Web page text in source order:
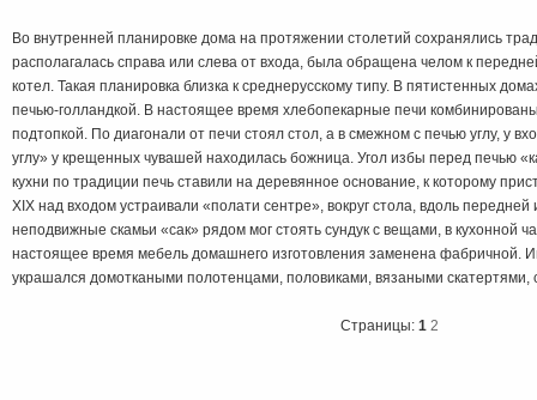
Во внутренней планировке дома на протяжении столетий сохранялись
располагалась справа или слева от входа, была обращена челом к
котел. Такая планировка близка к среднерусскому типу. В пятистенных
печью-голландкой. В настоящее время хлебопекарные печи
подтопкой. По диагонали от печи стоял стол, а в смежном с печью углу, у
углу» у крещенных чувашей находилась божница. Угол избы перед печью
кухни по традиции печь ставили на деревянное основание, к которому
XIX над входом устраивали «полати сентре», вокруг стола, вдоль
неподвижные скамьи «сак» рядом мог стоять сундук с вещами, в кухонной
настоящее время мебель домашнего изготовления заменена фабричной.
украшался домоткаными полотенцами, половиками, вязаными
Страницы: 1 2